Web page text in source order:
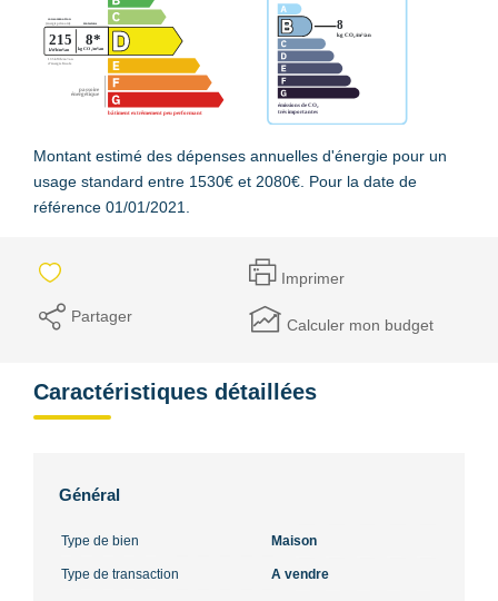
Montant estimé des dépenses annuelles d'énergie pour un
usage standard entre 1530€ et 2080€. Pour la date de
référence 01/01/2021.
Imprimer
Partager Calculer mon budget
Caractéristiques détaillées
Général
Type de bien Maison
Type de transaction A vendre